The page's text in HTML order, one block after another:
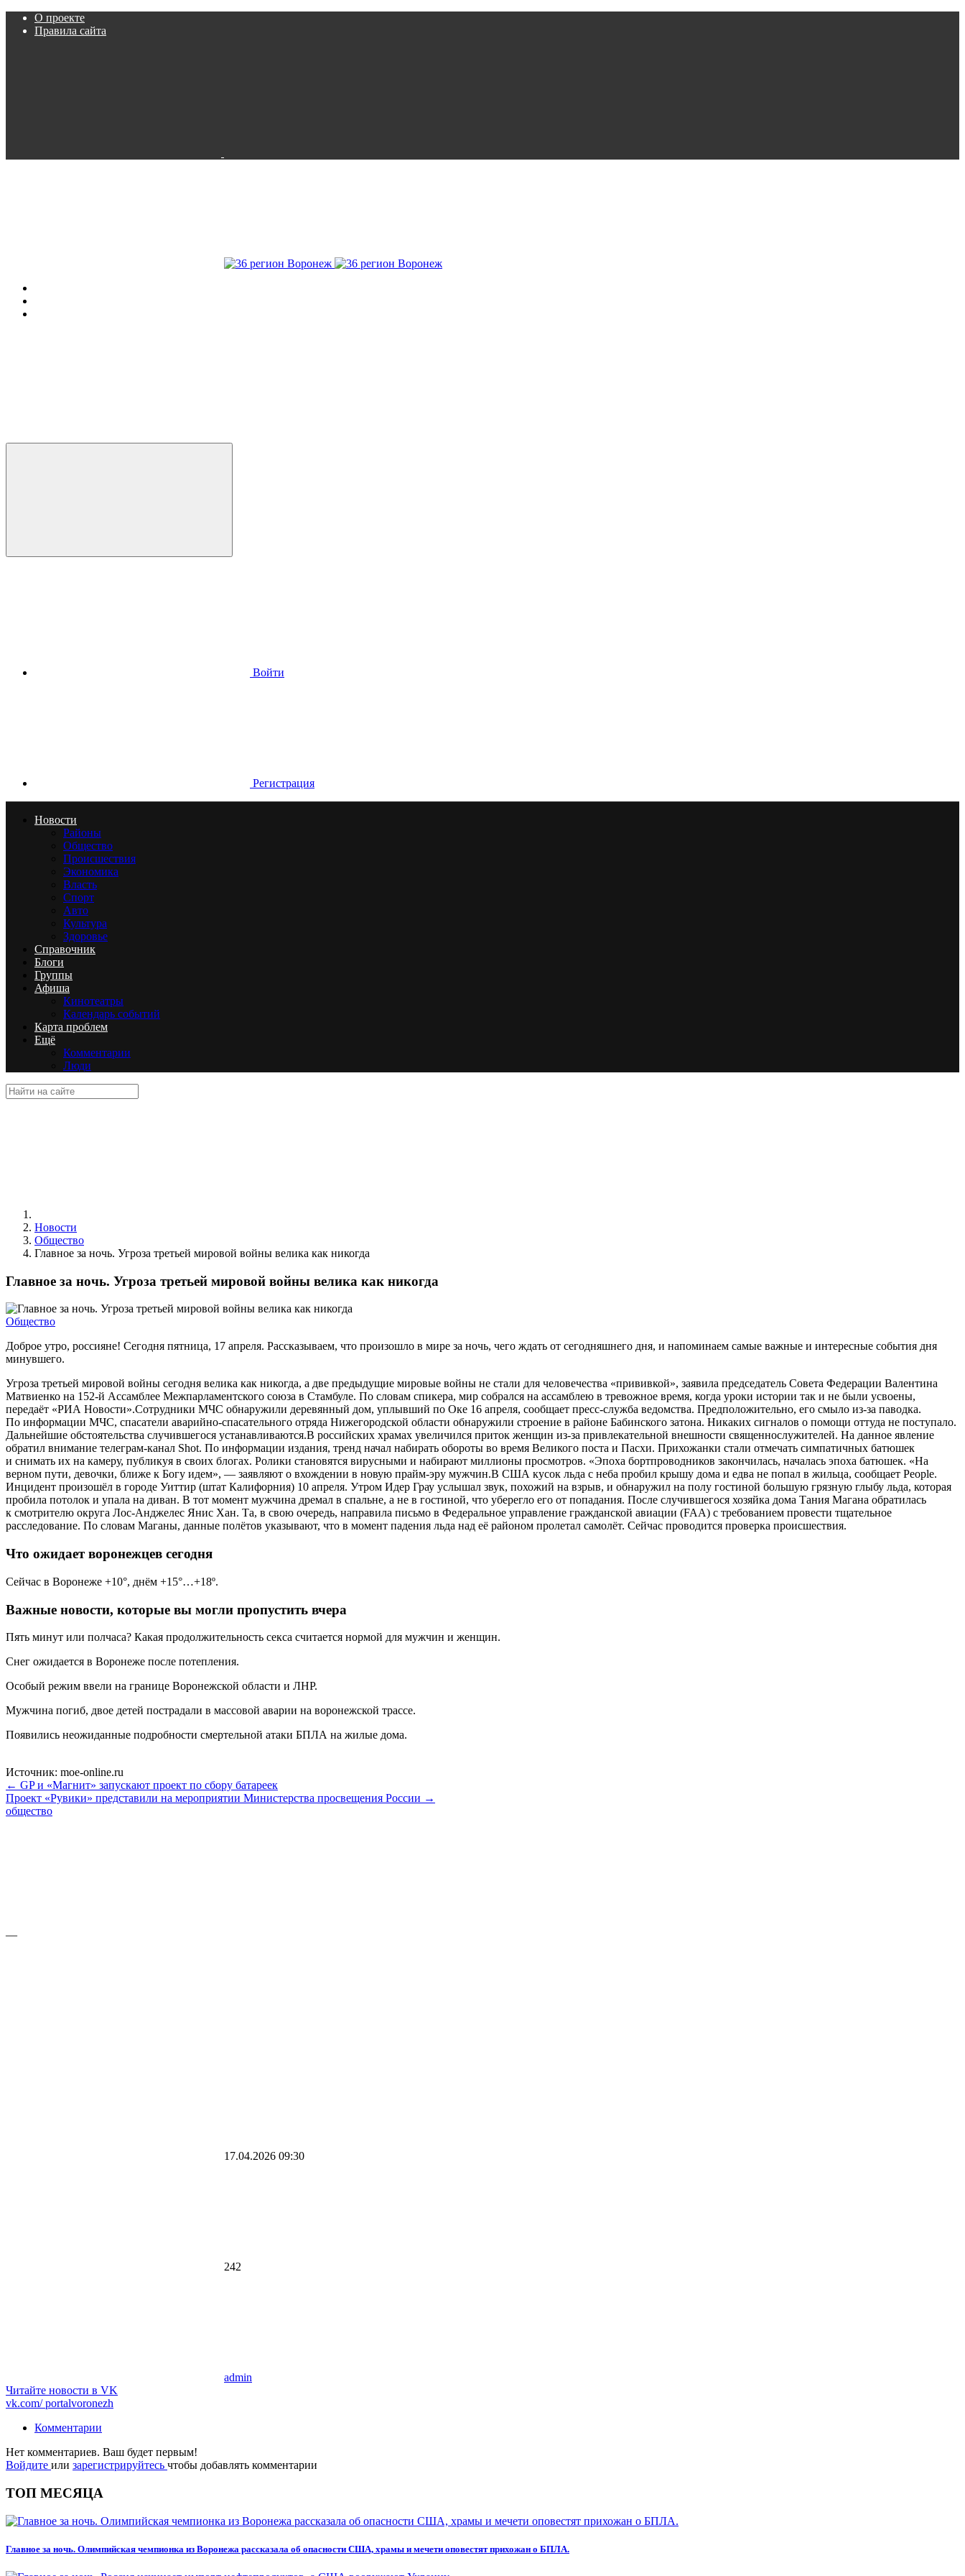
О проекте
Правила сайта
Войти
Регистрация
Новости
Районы
Общество
Происшествия
Экономика
Власть
Спорт
Авто
Культура
Здоровье
Справочник
Блоги
Группы
Афиша
Кинотеатры
Календарь событий
Карта проблем
Ещё
Комментарии
Люди
Новости
Общество
Главное за ночь. Угроза третьей мировой войны велика как никогда
Главное за ночь. Угроза третьей мировой войны велика как никогда
Общество
Доброе утро, россияне! Сегодня пятница, 17 апреля. Рассказываем, что произошло в мире за ночь, чего ждать от сегодняшнего дня, и напоминаем самые важные и интересные события дня
минувшего.
Угроза третьей мировой войны сегодня велика как никогда, а две предыдущие мировые войны не стали для человечества «прививкой», заявила председатель Совета Федерации Валентина
Матвиенко на 152-й Ассамблее Межпарламентского союза в Стамбуле. По словам спикера, мир собрался на ассамблею в тревожное время, когда уроки истории так и не были усвоены,
передаёт «РИА Новости».Сотрудники МЧС обнаружили деревянный дом, уплывший по Оке 16 апреля, сообщает пресс-служба ведомства. Предположительно, его смыло из-за паводка.
По информации МЧС, спасатели аварийно-спасательного отряда Нижегородской области обнаружили строение в районе Бабинского затона. Никаких сигналов о помощи оттуда не поступало.
Дальнейшие обстоятельства случившегося устанавливаются.В российских храмах увеличился приток женщин из-за привлекательной внешности священнослужителей. На данное явление
обратил внимание телеграм-канал Shot. По информации издания, тренд начал набирать обороты во время Великого поста и Пасхи. Прихожанки стали отмечать симпатичных батюшек
и снимать их на камеру, публикуя в своих блогах. Ролики становятся вирусными и набирают миллионы просмотров. «Эпоха бортпроводников закончилась, началась эпоха батюшек. «На
верном пути, девочки, ближе к Богу идем», — заявляют о вхождении в новую прайм-эру мужчин.В США кусок льда с неба пробил крышу дома и едва не попал в жильца, сообщает People.
Инцидент произошёл в городе Уиттир (штат Калифорния) 10 апреля. Утром Идер Грау услышал звук, похожий на взрыв, и обнаружил на полу гостиной большую грязную глыбу льда, которая
пробила потолок и упала на диван. В тот момент мужчина дремал в спальне, а не в гостиной, что уберегло его от попадания. После случившегося хозяйка дома Тания Магана обратилась
к смотрителю округа Лос-Анджелес Янис Хан. Та, в свою очередь, направила письмо в Федеральное управление гражданской авиации (FAA) с требованием провести тщательное
расследование. По словам Маганы, данные полётов указывают, что в момент падения льда над её районом пролетал самолёт. Сейчас проводится проверка происшествия.
Что ожидает воронежцев сегодня
Сейчас в Воронеже +10°, днём +15°…+18º.
Важные новости, которые вы могли пропустить вчера
Пять минут или полчаса? Какая продолжительность секса считается нормой для мужчин и женщин.
Снег ожидается в Воронеже после потепления.
Особый режим ввели на границе Воронежской области и ЛНР.
Мужчина погиб, двое детей пострадали в массовой аварии на воронежской трассе.
Появились неожиданные подробности смертельной атаки БПЛА на жилые дома.
Источник: moe-online.ru
← GP и «Магнит» запускают проект по сбору батареек
Проект «Рувики» представили на мероприятии Министерства просвещения России →
общество
—
17.04.2026 09:30
242
admin
Читайте новости в VK
vk.com/portalvoronezh
Комментарии
Нет комментариев. Ваш будет первым!
Войдите или зарегистрируйтесь чтобы добавлять комментарии
ТОП МЕСЯЦА
Главное за ночь. Олимпийская чемпионка из Воронежа рассказала об опасности США, храмы и мечети оповестят прихожан о БПЛА.